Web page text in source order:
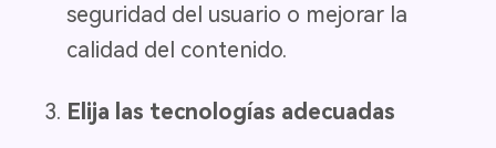
seguridad del usuario o mejorar la
calidad del contenido.
Elija las tecnologías adecuadas